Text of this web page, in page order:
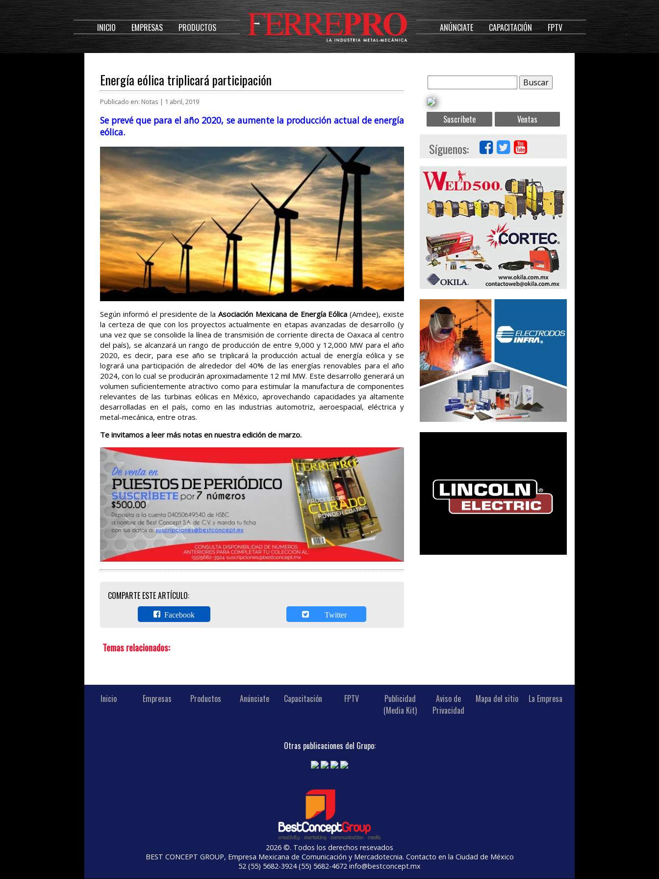
INICIO EMPRESAS PRODUCTOS ANÚNCIATE CAPACITACIÓN FPTV
Energía eólica triplicará participación
Publicado en: Notas | 1 abril, 2019
Se prevé que para el año 2020, se aumente la producción actual de energía
eólica.
Según informó el presidente de la Asociación Mexicana de Energía Eólica (Amdee), existe
la certeza de que con los proyectos actualmente en etapas avanzadas de desarrollo (y
una vez que se consolide la línea de transmisión de corriente directa de Oaxaca al centro
del país), se alcanzará un rango de producción de entre 9,000 y 12,000 MW para el año
2020, es decir, para ese año se triplicará la producción actual de energía eólica y se
logrará una participación de alrededor del 40% de las energías renovables para el año
2024, con lo cual se producirán aproximadamente 12 mil MW. Este desarrollo generará un
volumen suficientemente atractivo como para estimular la manufactura de componentes
relevantes de las turbinas eólicas en México, aprovechando capacidades ya altamente
desarrolladas en el país, como en las industrias automotriz, aeroespacial, eléctrica y
metal-mecánica, entre otras.
Te invitamos a leer más notas en nuestra edición de marzo.
COMPARTE ESTE ARTÍCULO:
Facebook Twitter
Temas relacionados:
Suscríbete Ventas
Síguenos:
Inicio Empresas Productos Anúnciate Capacitación FPTV
Publicidad
(Media Kit)
Aviso de
Privacidad
Mapa del sitio La Empresa
Otras publicaciones del Grupo:
2026 ©. Todos los derechos resevados
BEST CONCEPT GROUP, Empresa Mexicana de Comunicación y Mercadotecnia. Contacto en la Ciudad de México
52 (55) 5682-3924 (55) 5682-4672 info@bestconcept.mx